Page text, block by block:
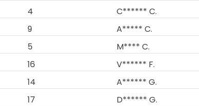
4 C****** C.
9 A***** C.
5 M**** C.
16 V****** F.
14 A****** G.
17 D****** G.